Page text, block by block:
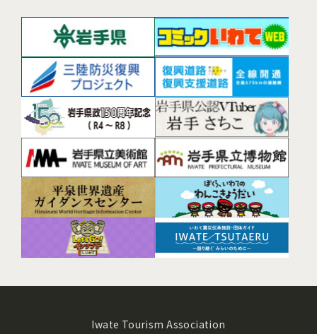
Iwate Tourism Association